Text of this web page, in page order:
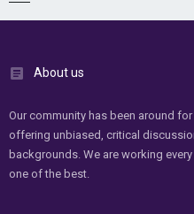
About us
Our community has been around
offering unbiased, critical
backgrounds. We are working
one of the best.